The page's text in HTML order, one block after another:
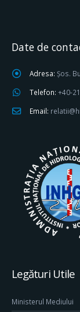
Date de
Adresa: Șos.
Telefon: +40-
Email:
Legături Utile
Ministerul Mediului